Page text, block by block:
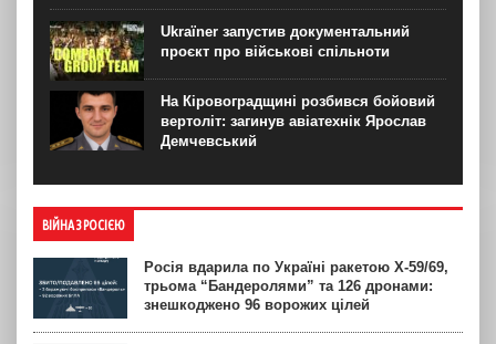
Ukraїner запустив документальний
проєкт про військові спільноти
На Кіровоградщині розбився бойовий
вертоліт: загинув авіатехнік Ярослав
Демчевський
ВІЙНА З РОСІЄЮ
Росія вдарила по Україні ракетою Х-59/69,
трьома “Бандеролями” та 126 дронами:
знешкоджено 96 ворожих цілей